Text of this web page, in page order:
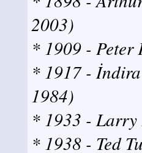
2003)
* 1909 - Peter
* 1917 -
1984)
* 1933 - Larry
* 1938 - Ted